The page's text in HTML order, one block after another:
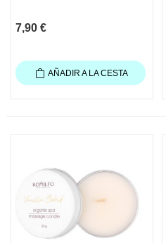
7,90 €
AÑADIR A LA CESTA